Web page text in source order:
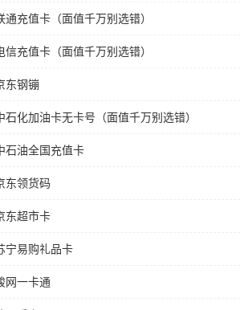
充值卡（面值千万别选错）
充值卡（面值千万别选错）
东钢镚
化加油卡无卡号（面值千万别选错）
石油全国充值卡
东领货码
东超市卡
宁易购礼品卡
网一卡通